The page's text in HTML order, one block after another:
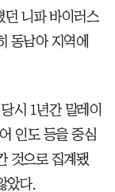
던 니파 바이러스
동남아 지역에
시 1년간 말레이
인도 등을 중심
것으로 집계됐
았다.